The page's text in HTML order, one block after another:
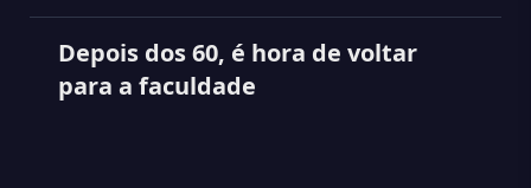
Depois dos 60, é hora de voltar
para a faculdade